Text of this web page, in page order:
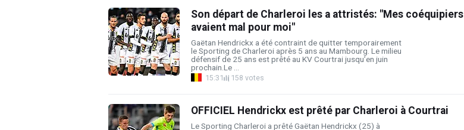
Son départ de Charleroi les a attristés: "Mes coéquipiers
avaient mal pour moi"
Gaëtan Hendrickx a été contraint de quitter temporairement
le Sporting de Charleroi après 5 ans au Mambourg. Le milieu
défensif de 25 ans est prêté au KV Courtrai jusqu’en juin
prochain.Le ...
15:31 158 votes
OFFICIEL Hendrickx est prêté par Charleroi à Courtrai
Le Sporting Charleroi a prêté Gaëtan Hendrickx (25) à